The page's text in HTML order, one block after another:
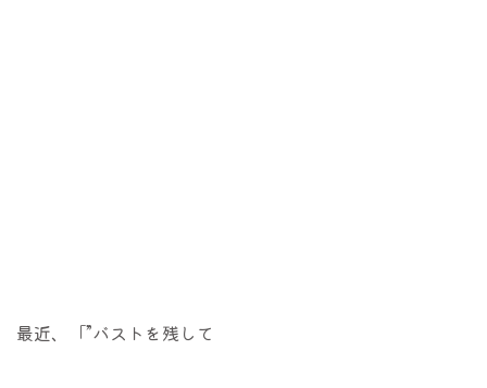
最近、「”バストを残して